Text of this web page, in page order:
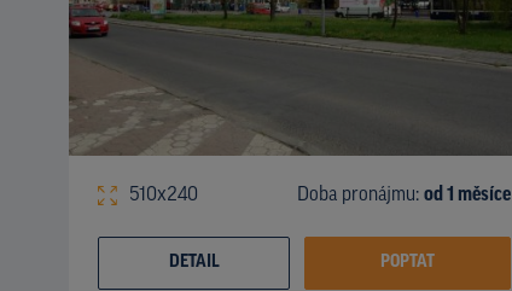
510x240 Doba pronájmu: od 1 měsíce
DETAIL POPTAT